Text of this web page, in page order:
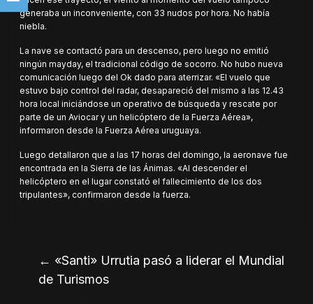
generaba un inconveniente, con 33 nudos por hora. No había
niebla.
La nave se contactó para un descenso, pero luego no emitió
ningún mayday, el tradicional código de socorro. No hubo nueva
comunicación luego del Ok dado para aterrizar. «El vuelo que
estuvo bajo control del radar, desapareció del mismo a las 12.43
hora local iniciándose un operativo de búsqueda y rescate por
parte de un Aviocar y un helicóptero de la Fuerza Aérea»,
informaron desde la Fuerza Aérea uruguaya.
Luego detallaron que a las 17 horas del domingo, la aeronave fue
encontrada en la Sierra de las Ánimas. «Al descender el
helicóptero en el lugar constató el fallecimiento de los dos
tripulantes», confirmaron desde la fuerza.
← «Santi» Urrutia pasó a liderar el Mundial
de Turismos